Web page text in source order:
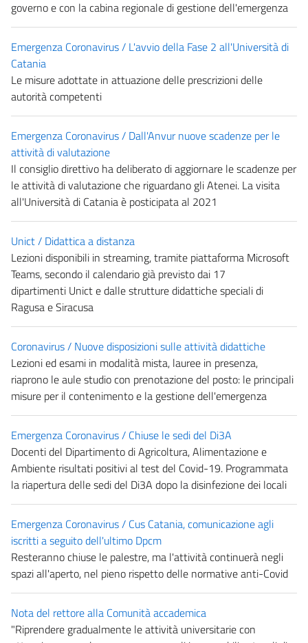
governo e con la cabina regionale di gestione dell'emergenza
Emergenza Coronavirus / L'avvio della Fase 2 all'Università di
Catania
Le misure adottate in attuazione delle prescrizioni delle
autorità competenti
Emergenza Coronavirus / Dall'Anvur nuove scadenze per le
attività di valutazione
Il consiglio direttivo ha deliberato di aggiornare le scadenze per
le attività di valutazione che riguardano gli Atenei. La visita
all'Università di Catania è posticipata al 2021
Unict / Didattica a distanza
Lezioni disponibili in streaming, tramite piattaforma Microsoft
Teams, secondo il calendario già previsto dai 17
dipartimenti Unict e dalle strutture didattiche speciali di
Ragusa e Siracusa
Coronavirus / Nuove disposizioni sulle attività didattiche
Lezioni ed esami in modalità mista, lauree in presenza,
riaprono le aule studio con prenotazione del posto: le principali
misure per il contenimento e la gestione dell'emergenza
Emergenza Coronavirus / Chiuse le sedi del Di3A
Docenti del Dipartimento di Agricoltura, Alimentazione e
Ambiente risultati positivi al test del Covid-19. Programmata
la riapertura delle sedi del Di3A dopo la disinfezione dei locali
Emergenza Coronavirus / Cus Catania, comunicazione agli
iscritti a seguito dell'ultimo Dpcm
Resteranno chiuse le palestre, ma l'attività continuerà negli
spazi all'aperto, nel pieno rispetto delle normative anti-Covid
Nota del rettore alla Comunità accademica
"Riprendere gradualmente le attività universitarie con